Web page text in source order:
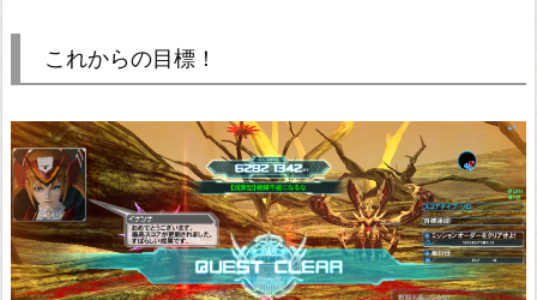
これからの目標！